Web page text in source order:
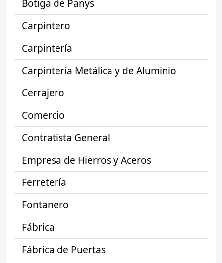
Botiga de Panys
Carpintero
Carpintería
Carpintería Metálica y de Aluminio
Cerrajero
Comercio
Contratista General
Empresa de Hierros y Aceros
Ferretería
Fontanero
Fábrica
Fábrica de Puertas